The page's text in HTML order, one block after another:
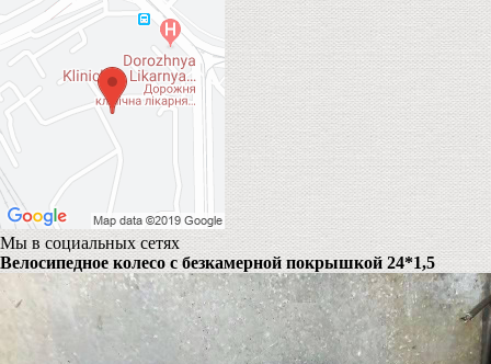
Мы в социальных сетях
Велосипедное колесо с безкамерной покрышкой 24*1,5